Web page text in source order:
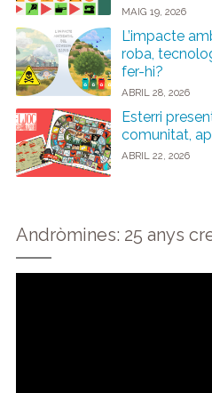
MAIG 19, 2026
L’impacte
roba,
fer-hi?
ABRIL 28, 2026
Esterri
comunitat,
ABRIL 22, 2026
Andròmines: 25 anys